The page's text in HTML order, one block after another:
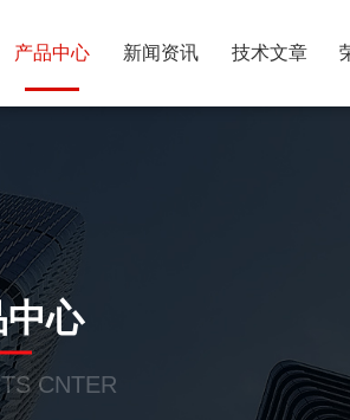
产品中心 新闻资讯 技术文章
心
CNTER